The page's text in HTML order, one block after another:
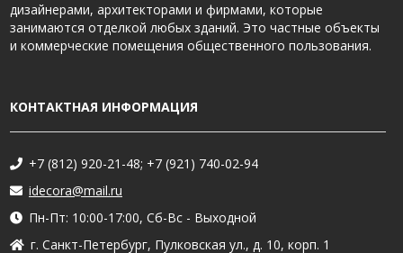
дизайнерами, архитекторами и фирмами, которые
занимаются отделкой любых зданий. Это частные объекты
и коммерческие помещения общественного пользования.
КОНТАКТНАЯ ИНФОРМАЦИЯ
+7 (812) 920-21-48; +7 (921) 740-02-94
idecora@mail.ru
Пн-Пт: 10:00-17:00, Сб-Вс - Выходной
г. Санкт-Петербург, Пулковская ул., д. 10, корп. 1